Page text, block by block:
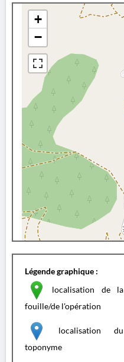
+
−
Légende graphique :
localisation de la
fouille/de l'opération
localisation du
toponyme